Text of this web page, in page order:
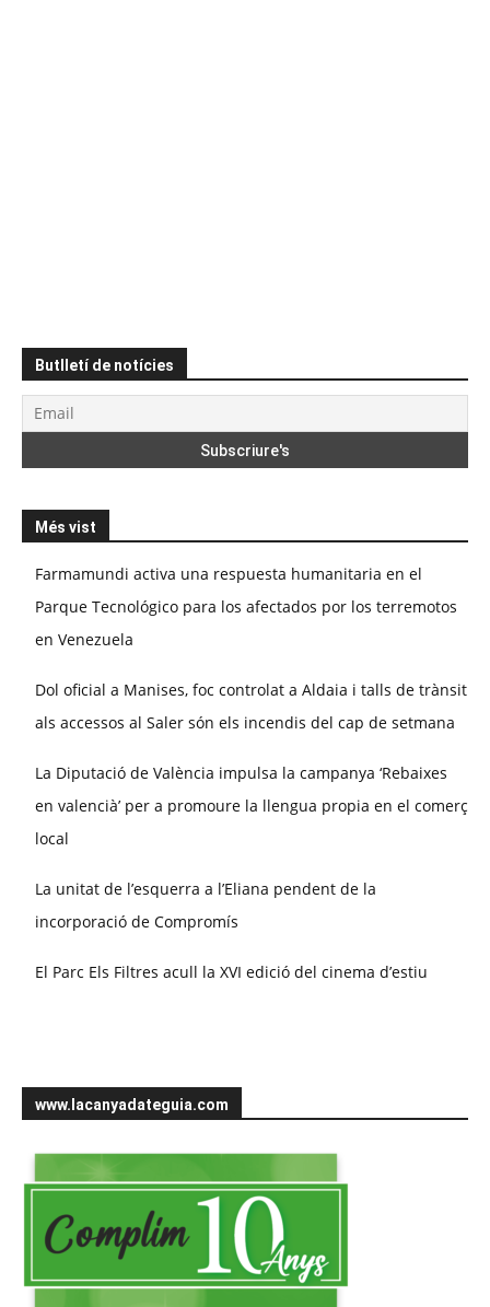
Butlletí de notícies
Més vist
Farmamundi activa una respuesta humanitaria en el
Parque Tecnológico para los afectados por los terremotos
en Venezuela
Dol oficial a Manises, foc controlat a Aldaia i talls de trànsit
als accessos al Saler són els incendis del cap de setmana
La Diputació de València impulsa la campanya ‘Rebaixes
en valencià’ per a promoure la llengua propia en el comerç
local
La unitat de l’esquerra a l’Eliana pendent de la
incorporació de Compromís
El Parc Els Filtres acull la XVI edició del cinema d’estiu
www.lacanyadateguia.com